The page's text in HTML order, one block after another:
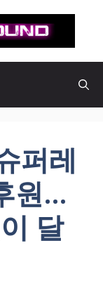
퍼레
원…
달